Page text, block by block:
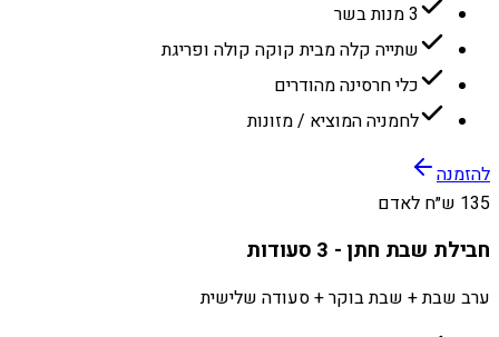
3 מנות בשר
שתייה קלה מבית קוקה קולה ופריגת
כלי חרסינה מהודרים
לחמניה המוציא / מזונות
להזמנה
135 ש״ח לאדם
חבילת שבת חתן - 3 סעודות
ערב שבת + שבת בוקר + סעודה שלישית